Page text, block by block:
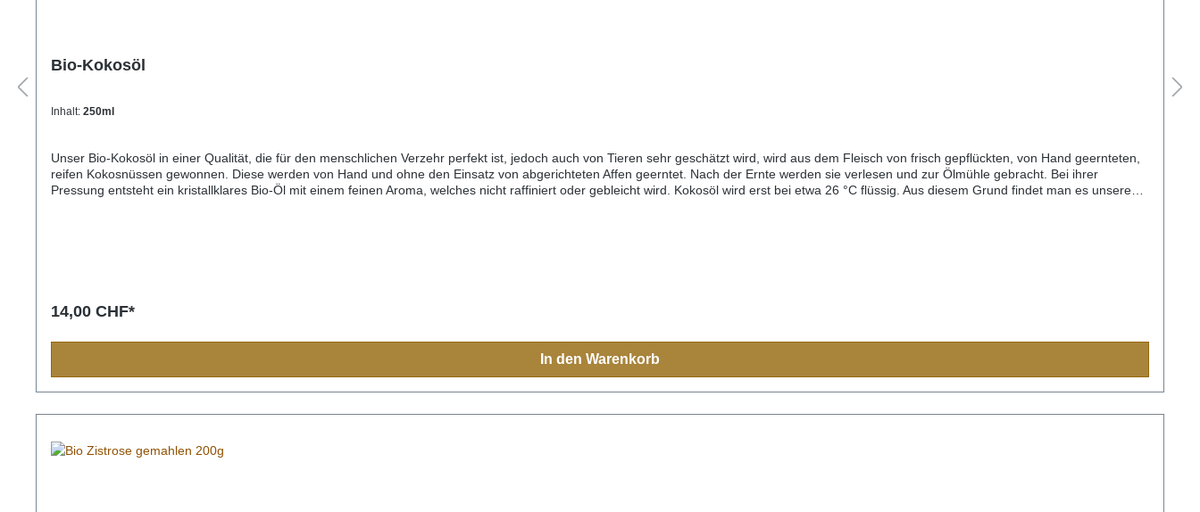
Bio-Kokosöl
Inhalt: 250ml
Unser Bio-Kokosöl in einer Qualität, die für den menschlichen Verzehr perfekt ist, jedoch auch von Tieren sehr geschätzt wird, wird aus dem Fleisch von frisch gepflückten, von Hand geernteten,
reifen Kokosnüssen gewonnen. Diese werden von Hand und ohne den Einsatz von abgerichteten Affen geerntet. Nach der Ernte werden sie verlesen und zur Ölmühle gebracht. Bei ihrer
Pressung entsteht ein kristallklares Bio-Öl mit einem feinen Aroma, welches nicht raffiniert oder gebleicht wird. Kokosöl wird erst bei etwa 26 °C flüssig. Aus diesem Grund findet man es unseren
14,00 CHF*
In den Warenkorb